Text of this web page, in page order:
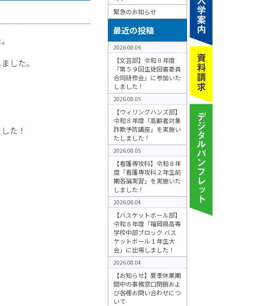
した。
た！
緊急のお知らせ
最近の投稿
2026.08.06
【文芸部】令和８年度
「第５９回生徒図書委員
合同研修会」に参加いた
しました！
2026.08.05
【ウィリングハンズ部】
令和８年度「高齢者対象
詐欺予防講座」を実施い
たしました！
2026.08.05
【看護専攻科】令和８年
度「看護専攻科２年生前
期各論実習」を実施いた
しました！
2026.08.04
【バスケットボール部】
令和８年度「福岡県高等
学校中部ブロック バス
ケットボール１年生大
会」に出場しました！
2026.08.04
【お知らせ】夏季休業期
間中の事務窓口閉鎖およ
び各種お問い合わせにつ
いて